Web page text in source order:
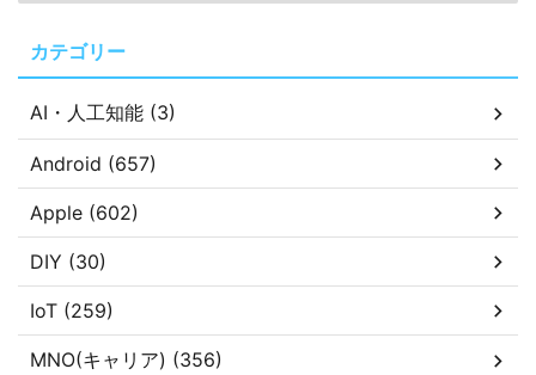
カテゴリー
AI・人工知能 (3)
Android (657)
Apple (602)
DIY (30)
IoT (259)
MNO(キャリア) (356)